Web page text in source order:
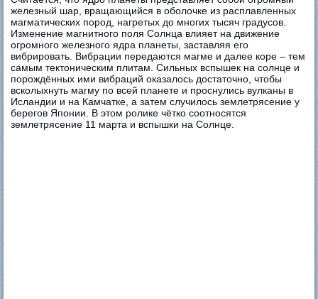
железный шар, вращающийся в оболочке из расплавленных
магматических пород, нагретых до многих тысяч градусов.
Изменение магнитного поля Солнца влияет на движение
огромного железного ядра планеты, заставляя его
вибрировать. Вибрации передаются магме и далее коре – тем
самым тектоническим плитам. Сильных вспышек на солнце и
порождённых ими вибраций оказалось достаточно, чтобы
всколыхнуть магму по всей планете и проснулись вулканы в
Исландии и на Камчатке, а затем случилось землетрясение у
берегов Японии. В этом ролике чётко соотносятся
землетрясение 11 марта и вспышки на Солнце.